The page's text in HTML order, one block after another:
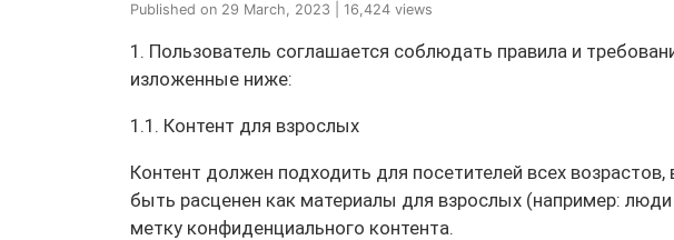
Published on 29 March, 2023 16,424 views
1. Пользователь соглашается соблюдать правила и
изложенные ниже:
1.1. Контент для взрослых
Контент должен подходить для посетителей всех
быть расценен как материалы для взрослых (например:
метку конфиденциального контента.